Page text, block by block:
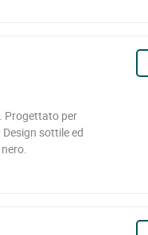
Progettato per
sottile ed